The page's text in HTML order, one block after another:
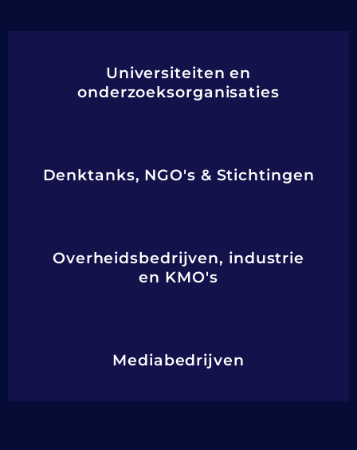
Universiteiten en
onderzoeksorganisaties
Denktanks, NGO's & Stichtingen
Overheidsbedrijven, industrie
en KMO's
Mediabedrijven